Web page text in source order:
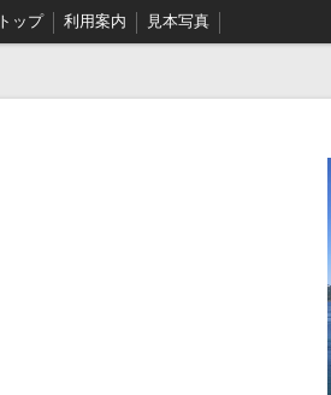
トップ 利用案内 見本写真